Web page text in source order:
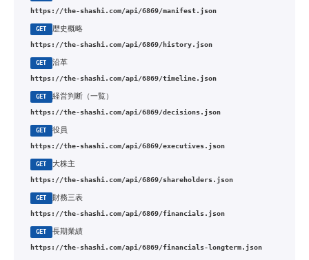
https://the-shashi.com/api/6869/manifest.json
GET 歴史概略
https://the-shashi.com/api/6869/history.json
GET 沿革
https://the-shashi.com/api/6869/timeline.json
GET 経営判断（一覧）
https://the-shashi.com/api/6869/decisions.json
GET 役員
https://the-shashi.com/api/6869/executives.json
GET 大株主
https://the-shashi.com/api/6869/shareholders.json
GET 財務三表
https://the-shashi.com/api/6869/financials.json
GET 長期業績
https://the-shashi.com/api/6869/financials-longterm.json